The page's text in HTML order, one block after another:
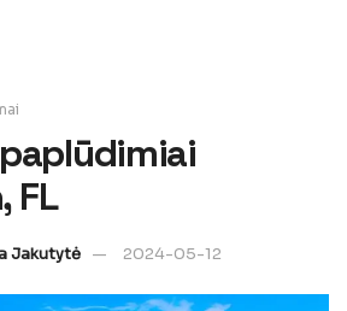
FL
Jakutytė 2024-05-12